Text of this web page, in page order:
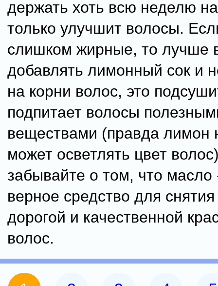
держать хоть всю неделю
только улучшит волосы.
слишком жирные, то лучше
добавлять лимонный сок и
на корни волос, это
подпитает волосы
веществами (правда лимон
может осветлять цвет
забывайте о том, что масло
верное средство для
дорогой и качественной
волос.